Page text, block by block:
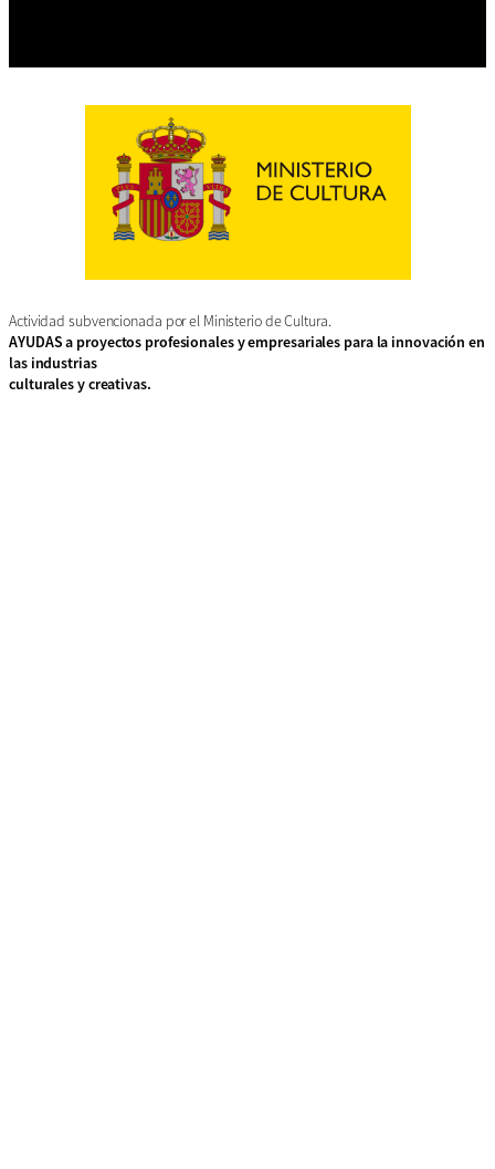
Actividad subvencionada por el Ministerio de Cultura.
AYUDAS a proyectos profesionales y empresariales para la innovación en
las industrias
culturales y creativas.